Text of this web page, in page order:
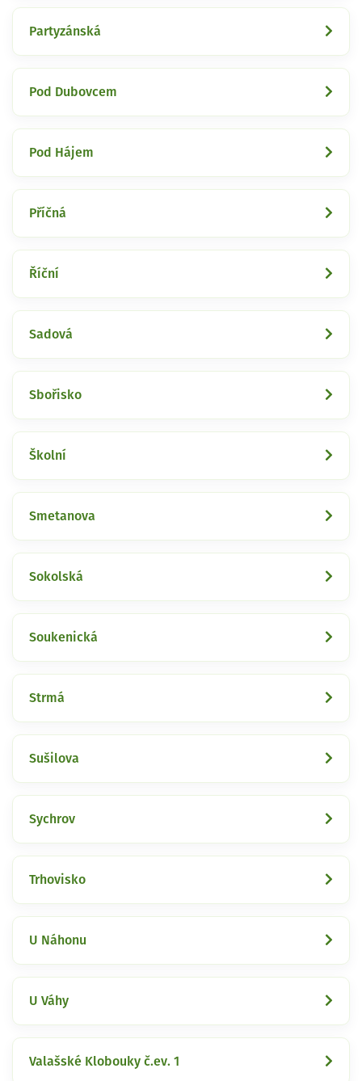
Partyzánská
Pod Dubovcem
Pod Hájem
Příčná
Říční
Sadová
Sbořisko
Školní
Smetanova
Sokolská
Soukenická
Strmá
Sušilova
Sychrov
Trhovisko
U Náhonu
U Váhy
Valašské Klobouky č.ev. 1